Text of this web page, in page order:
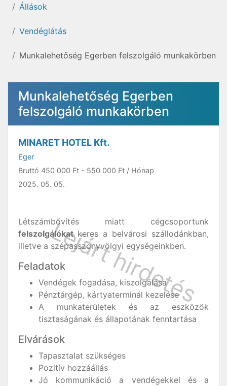
Állások
Vendéglátás
Munkalehetőség Egerben felszolgáló munkakörben
Munkalehetőség Egerben
felszolgáló munkakörben
MINARET HOTEL Kft.
Eger
Bruttó 450 000 Ft - 550 000 Ft / Hónap
2025. 05. 05.
Létszámbővítés miatt cégcsoportunk
felszolgálókat keres a belvárosi szállodánkban,
illetve a szépasszonyvölgyi egységeinkben.
Feladatok
Vendégek fogadása, kiszolgálása
Pénztárgép, kártyaterminál kezelése
A munkaterületek és az eszközök
tisztaságának és állapotának fenntartása
Elvárások
Tapasztalat szükséges
Pozitív hozzáállás
Jó kommunikáció a vendégekkel és a